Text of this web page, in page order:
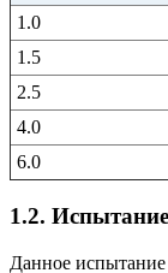
1.0
1.5
2.5
4.0
6.0
1.2.
Данное